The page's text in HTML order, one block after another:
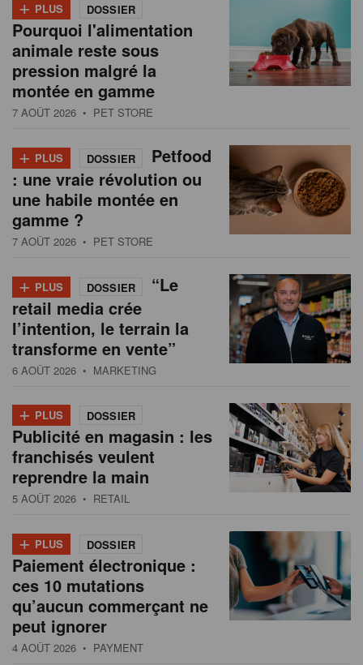
+ PLUS DOSSIER
Pourquoi l'alimentation
animale reste sous
pression malgré la
montée en gamme
7 AOÛT 2026 • PET STORE
+ PLUS DOSSIER
Petfood
: une vraie révolution ou
une habile montée en
gamme ?
7 AOÛT 2026 • PET STORE
+ PLUS DOSSIER
“Le
retail media crée
l’intention, le terrain la
transforme en vente”
6 AOÛT 2026 • MARKETING
+ PLUS DOSSIER
Publicité en magasin : les
franchisés veulent
reprendre la main
5 AOÛT 2026 • RETAIL
+ PLUS DOSSIER
Paiement électronique :
ces 10 mutations
qu’aucun commerçant ne
peut ignorer
4 AOÛT 2026 • PAYMENT